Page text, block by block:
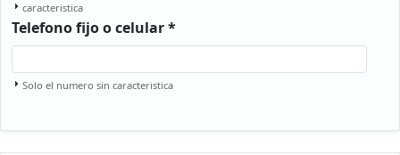
caracteristica
Telefono fijo o celular *
Solo el numero sin caracteristica